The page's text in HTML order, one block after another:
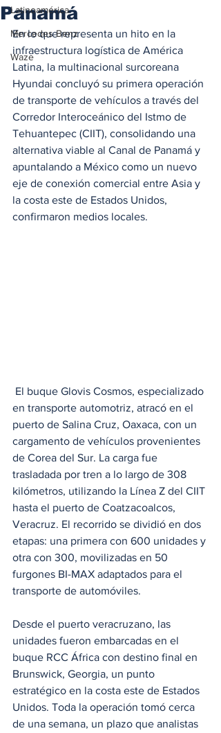
Latinoamérica
Mercedes Benz
Waze
Panamá
En lo que representa un hito en la
infraestructura logística de América
Latina, la multinacional surcoreana
Hyundai concluyó su primera operación
de transporte de vehículos a través del
Corredor Interoceánico del Istmo de
Tehuantepec (CIIT), consolidando una
alternativa viable al Canal de Panamá y
apuntalando a México como un nuevo
eje de conexión comercial entre Asia y
la costa este de Estados Unidos,
confirmaron medios locales.
en transporte automotriz, atracó en el
puerto de Salina Cruz, Oaxaca, con un
cargamento de vehículos provenientes
de Corea del Sur. La carga fue
trasladada por tren a lo largo de 308
kilómetros, utilizando la Línea Z del CIIT
hasta el puerto de Coatzacoalcos,
Veracruz. El recorrido se dividió en dos
etapas: una primera con 600 unidades y
otra con 300, movilizadas en 50
furgones BI-MAX adaptados para el
transporte de automóviles.
Desde el puerto veracruzano, las
unidades fueron embarcadas en el
buque RCC África con destino final en
Brunswick, Georgia, un punto
estratégico en la costa este de Estados
Unidos. Toda la operación tomó cerca
de una semana, un plazo que analistas